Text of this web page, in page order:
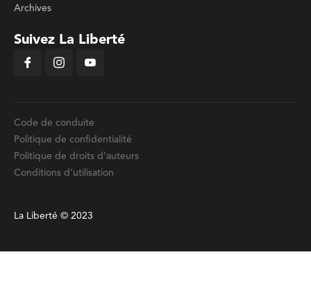
Archives
Suivez La Liberté
Code de conduite
Politique de confidentialité
Politique de droits d'auteurs
Conditions d'utilisation
La Liberté © 2023